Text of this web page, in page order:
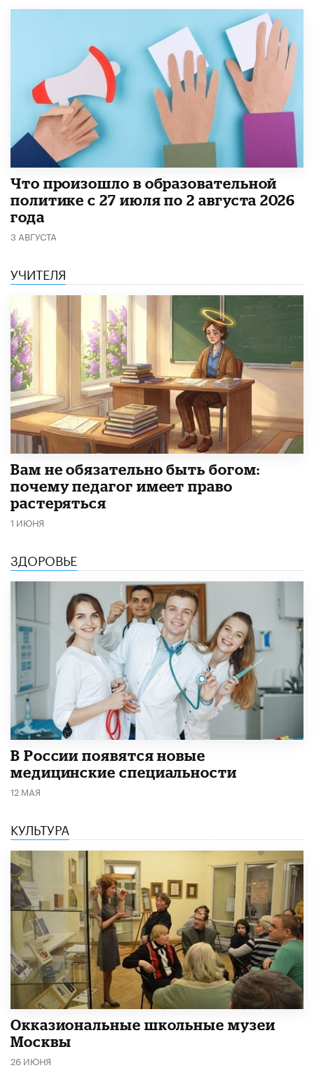
​Что произошло в образовательной
политике с 27 июля по 2 августа 2026
года
3 АВГУСТА
УЧИТЕЛЯ
​Вам не обязательно быть богом:
почему педагог имеет право
растеряться
1 ИЮНЯ
ЗДОРОВЬЕ
В России появятся новые
медицинские специальности
12 МАЯ
КУЛЬТУРА
​Окказиональные школьные музеи
Москвы
26 ИЮНЯ